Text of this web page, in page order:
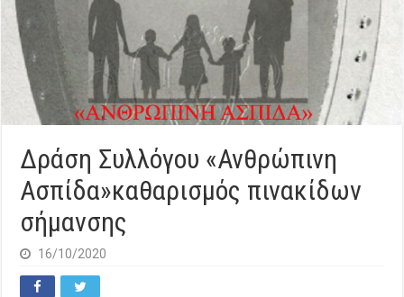
Δράση Συλλόγου «Ανθρώπινη
Ασπίδα»καθαρισμός πινακίδων
σήμανσης
16/10/2020